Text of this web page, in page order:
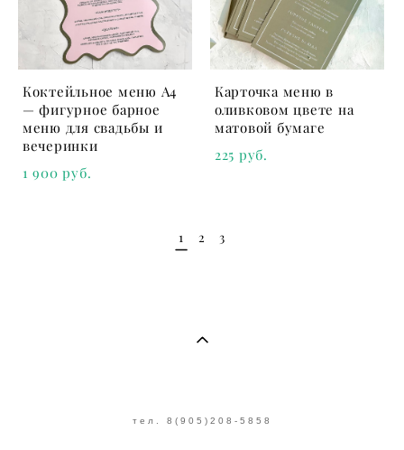
Коктейльное меню A4
— фигурное барное
меню для свадьбы и
вечеринки
1 900 pуб.
Карточка меню в
оливковом цвете на
матовой бумаге
225 pуб.
1 2 3
тел. 8(905)208-5858